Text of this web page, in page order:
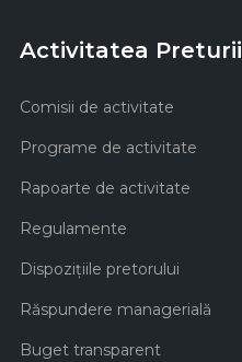
Activitatea Preturii
Comisii de activitate
Programe de activitate
Rapoarte de activitate
Regulamente
Dispozițiile pretorului
Răspundere managerială
Buget transparent